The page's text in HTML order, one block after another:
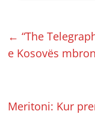
← “The
e Kosovës
Meritoni: Kur